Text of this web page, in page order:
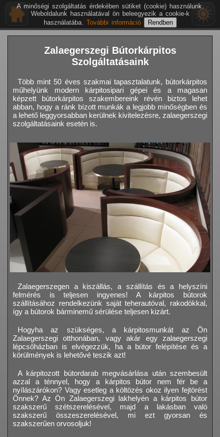
Zalaegerszegi Bútorkárpitos
Szolgáltatásaink
Több mint 50 éves szakmai tapasztalatunk, bútorkárpitos
műhelyünk modern kárpitosipari gépei és a magasan
képzett bútorkárpitos szakembereink révén biztos lehet
abban, hogy a ránk bízott munkák a legjobb minőségben és
a lehető leggyorsabban kerülnek kivitelezésre, zalaegerszegi
szolgáltatásaink esetén is.
Zalaegerszegen a kiszállás, a szállítás és a helyszíni
felmérés is teljesen ingyenes! A kárpitos bútorok
szállításához rendelkezünk saját teherautóval, rakodókkal,
így a bútorok bárminemű sérülése teljesen kizárt.
Hogyha az szükséges, a kárpitosmunkát az Ön
Zalaegerszegi otthonában, vagy akár egy zalaegerszegi
lépcsőházban is elvégezzük, ha a bútor felépítése és a
körülmények is lehetővé teszik azt!
A kárpitozott bútordarab megvásárlása után szembesült
azzal a ténnyel, hogy a kárpitos bútor nem fér be a
nyílászárókon? Vagy esetleg a költözés okoz ilyen fejtörést
Önnek? Az Ön Zalaegerszegi lakhelyén a kárpitos bútor
szakszerű szétszerelésével, majd a lakásban való
szakszerű összeszerelésével, mi ezt gyorsan és
szakszerűen orvosoljuk!
A minőségi szolgáltatás érdekében sütiket (cookie) használunk.
Weboldalunk használatával ön beleegyezik a cookie-k
használatába. További információ